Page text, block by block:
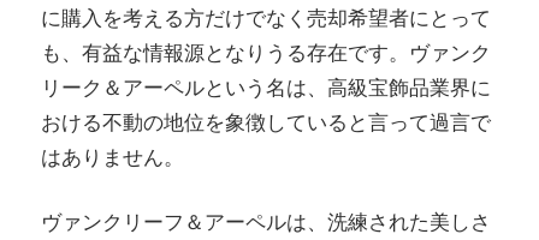
に購入を考える方だけでなく売却希望者にとって
も、有益な情報源となりうる存在です。ヴァンク
リーク＆アーペルという名は、高級宝飾品業界に
おける不動の地位を象徴していると言って過言で
はありません。
ヴァンクリーフ＆アーペルは、洗練された美しさ